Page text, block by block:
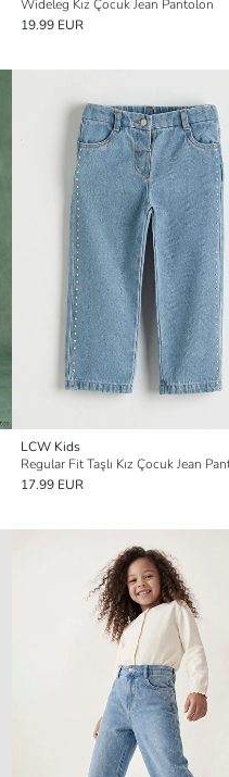
Wideleg Kız Çocuk Jean Pantolon
19.99 EUR
LCW Kids
Regular Fit Taşlı Kız Çocuk Jean
17.99 EUR